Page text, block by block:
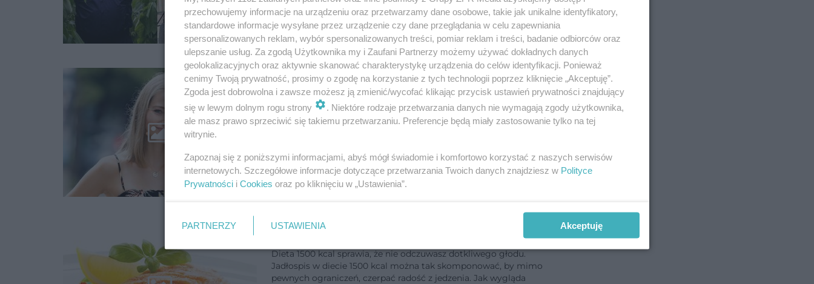
metamorfozę. Zmagając się z cukrzycą typu 2, schudł aż 30 kg,
zmieniając s…
dodano 1-11-2024
Agata Rubik zrzuciła wagę w rekordowym
tempie. Nie uwierzycie, jakie to było proste
Agata Rubik zadziwiła swoich fanów niezwykłą metamorfozą!
Znana influencerka postanowiła zrzucić kilka kilogramów i
jej się to zrobić?…
dodano 17-6-2024
Dieta 1500 kcal - jadłospis
Dieta 1500 kcal sprawia, że nie odczuwasz dotkliwego głodu.
Jadłospis w diecie 1500 kcal można tak skomponować, by mimo
pewnych ograniczeń, czerpać radość z jedzenia. Jak wygląda
przechowujemy informacje na urządzeniu oraz przetwarzamy dane osobowe, takie jak unikalne identyfikatory,
standardowe informacje wysyłane przez urządzenie czy dane przeglądania w celu zapewniania
spersonalizowanych reklam, wybór spersonalizowanych treści, pomiar reklam i treści, badanie odbiorców oraz
ulepszanie usług. Za zgodą Użytkownika my i Zaufani Partnerzy możemy używać dokładnych danych
geolokalizacyjnych oraz aktywnie skanować charakterystykę urządzenia do celów identyfikacji. Ponieważ
cenimy Twoją prywatność, prosimy o zgodę na korzystanie z tych technologii poprzez kliknięcie „Akceptuję”.
Zgoda jest dobrowolna i zawsze możesz ją zmienić/wycofać klikając przycisk ustawień prywatności znajdujący
się w lewym dolnym rogu strony
. Niektóre rodzaje przetwarzania danych nie wymagają zgody użytkownika,
ale masz prawo sprzeciwić się takiemu przetwarzaniu. Preferencje będą miały zastosowanie tylko na tej
witrynie.
Zapoznaj się z poniższymi informacjami, abyś mógł świadomie i komfortowo korzystać z naszych serwisów
internetowych. Szczegółowe informacje dotyczące przetwarzania Twoich danych znajdziesz w Polityce
Prywatności i Cookies oraz po kliknięciu w „Ustawienia”.
PARTNERZY USTAWIENIA Akceptuję